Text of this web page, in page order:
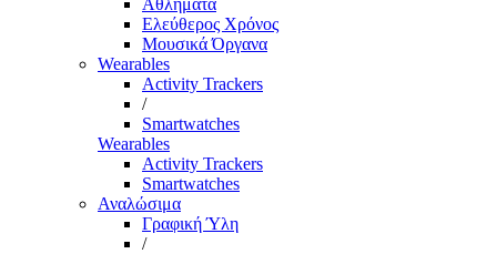
Αθλήματα
Ελεύθερος Χρόνος
Μουσικά Όργανα
Wearables
Activity Trackers
/
Smartwatches
Wearables
Activity Trackers
Smartwatches
Αναλώσιμα
Γραφική Ύλη
/